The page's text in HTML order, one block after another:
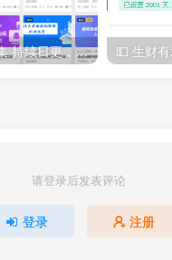
IT类所有渠道合集 持续日更，目前近四千多条资源 年费用户微信私信获取权限
请登录后发表评论
登录 注册